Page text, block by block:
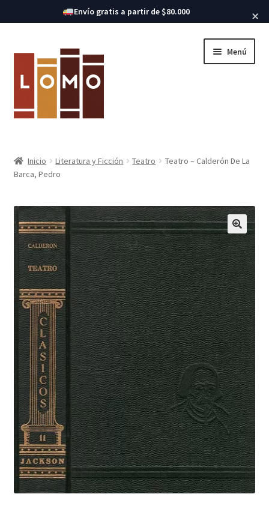
Buscar libros
Envío gratis a partir de $80.000 ×
la
navegación
contenido
Menú
Libros
hijo
Inicio Literatura y Ficción Teatro
Teatro – Calderón De La
Barca, Pedro